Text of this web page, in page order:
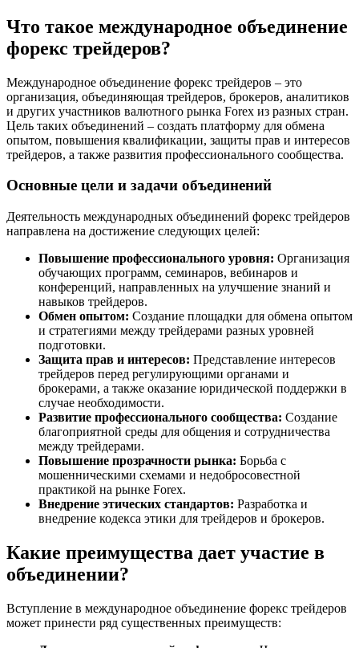
Что такое международное объединение
форекс трейдеров?
Международное объединение форекс трейдеров – это
организация, объединяющая трейдеров, брокеров, аналитиков
и других участников валютного рынка Forex из разных стран.
Цель таких объединений – создать платформу для обмена
опытом, повышения квалификации, защиты прав и интересов
трейдеров, а также развития профессионального сообщества.
Основные цели и задачи объединений
Деятельность международных объединений форекс трейдеров
направлена на достижение следующих целей:
Повышение профессионального уровня: Организация
обучающих программ, семинаров, вебинаров и
конференций, направленных на улучшение знаний и
навыков трейдеров.
Обмен опытом: Создание площадки для обмена опытом
и стратегиями между трейдерами разных уровней
подготовки.
Защита прав и интересов: Представление интересов
трейдеров перед регулирующими органами и
брокерами, а также оказание юридической поддержки в
случае необходимости.
Развитие профессионального сообщества: Создание
благоприятной среды для общения и сотрудничества
между трейдерами.
Повышение прозрачности рынка: Борьба с
мошенническими схемами и недобросовестной
практикой на рынке Forex.
Внедрение этических стандартов: Разработка и
внедрение кодекса этики для трейдеров и брокеров.
Какие преимущества дает участие в
объединении?
Вступление в международное объединение форекс трейдеров
может принести ряд существенных преимуществ: